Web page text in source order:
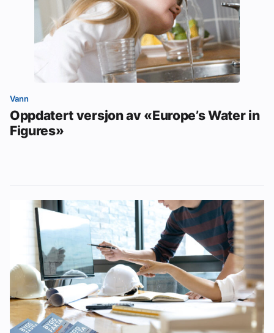
Vann
Oppdatert versjon av «Europe’s Water in
Figures»